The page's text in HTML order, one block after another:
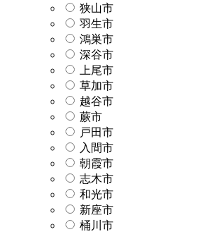
狭山市
羽生市
鴻巣市
深谷市
上尾市
草加市
越谷市
蕨市
戸田市
入間市
朝霞市
志木市
和光市
新座市
桶川市